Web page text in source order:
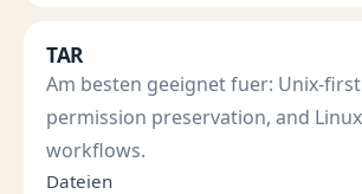
TAR
Am besten geeignet fuer: Unix-
permission preservation, and
workflows.
Dateien